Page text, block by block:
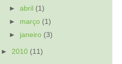
►abril (1)
► março (1)
► janeiro (3)
► 2010 (11)